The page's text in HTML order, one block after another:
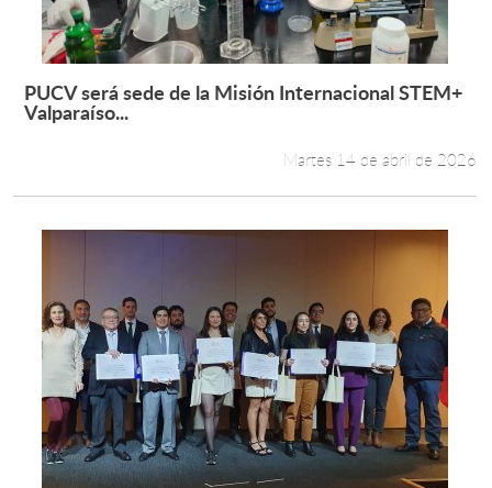
Leer más +
PUCV será sede de la Misión Internacional STEM+
Valparaíso...
Martes 14 de abril de 2026